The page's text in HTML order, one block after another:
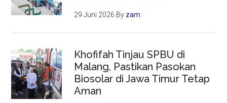
29 Juni 2026 By zam
Khofifah Tinjau SPBU di
Malang, Pastikan Pasokan
Biosolar di Jawa Timur Tetap
Aman